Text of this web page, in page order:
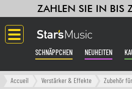
ZAHLEN SIE IN BIS
SCHNÄPPCHEN NEUHEITEN
Langue
Accueil Verstärker & Effekte Zubehör